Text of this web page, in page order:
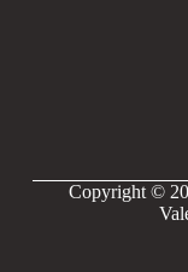
Copyright ©